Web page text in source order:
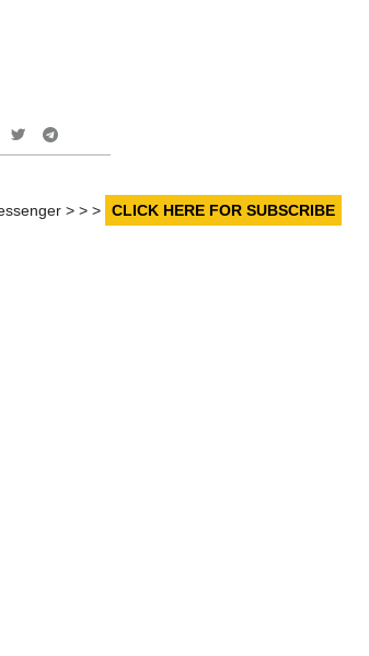
> > > CLICK HERE FOR SUBSCRIBE